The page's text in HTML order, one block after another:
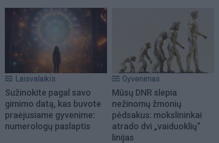
Laisvalaikis
Sužinokite pagal savo
gimimo datą, kas buvote
praėjusiame gyvenime:
numerologų paslaptis
Gyvenimas
Mūsų DNR slepia
nežinomų žmonių
pėdsakus: mokslininkai
atrado dvi „vaiduoklių“
linijas